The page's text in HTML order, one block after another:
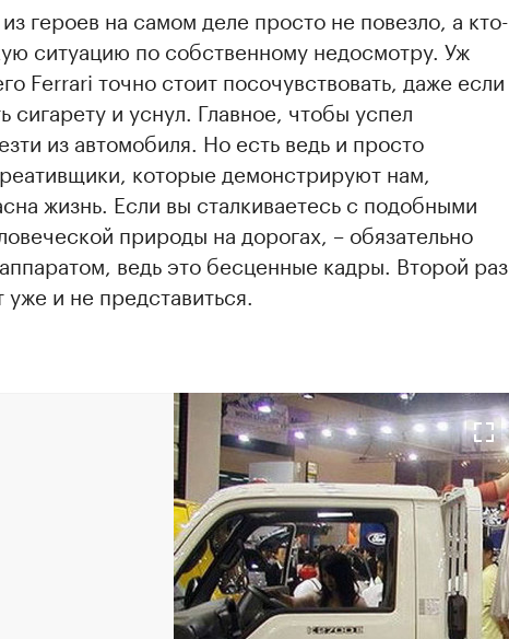
героев на самом деле просто не повезло, а кто-
ситуацию по собственному недосмотру. Уж
Ferrari точно стоит посочувствовать, даже если
сигарету и уснул. Главное, чтобы успел
из автомобиля. Но есть ведь и просто
которые демонстрируют нам,
жизнь. Если вы сталкиваетесь с подобными
природы на дорогах, – обязательно
ведь это бесценные кадры. Второй раз
и не представиться.